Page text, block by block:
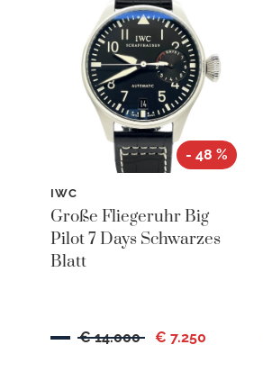
- 48 %
IWC
Große Fliegeruhr Big
Pilot 7 Days Schwarzes
Blatt
€ 14.000 € 7.250